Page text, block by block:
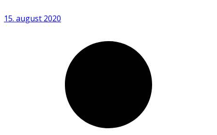
15. august 2020